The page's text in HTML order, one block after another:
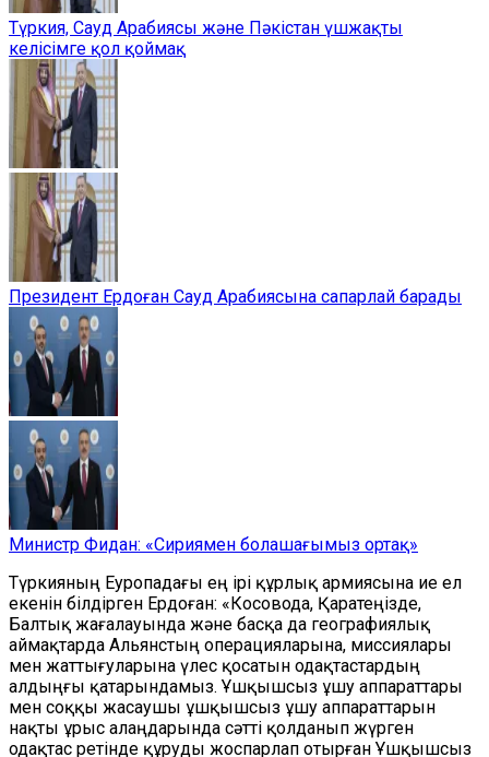
Түркия, Сауд Арабиясы және Пәкістан үшжақты
келісімге қол қоймақ
Президент Ердоған Сауд Арабиясына сапарлай барады
Министр Фидан: «Сириямен болашағымыз ортақ»
Түркияның Еуропадағы ең ірі құрлық армиясына ие ел
екенін білдірген Ердоған: «Косовода, Қаратеңізде,
Балтық жағалауында және басқа да географиялық
аймақтарда Альянстың операцияларына, миссиялары
мен жаттығуларына үлес қосатын одақтастардың
алдыңғы қатарындамыз. Ұшқышсыз ұшу аппараттары
мен соққы жасаушы ұшқышсыз ұшу аппараттарын
нақты ұрыс алаңдарында сәтті қолданып жүрген
одақтас ретінде құруды жоспарлап отырған Ұшқышсыз